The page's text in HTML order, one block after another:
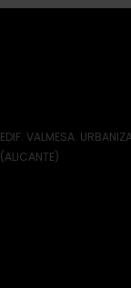
EDIF. VALMESA.
(ALICANTE)